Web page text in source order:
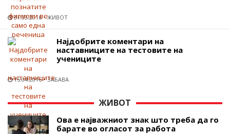
31.03.2016 ЖИВОТ
Најдобрите коментари на
наставниците на тестовите на
учениците
15.04.2016 ЗАБАВА
ЖИВОТ
Ова е најважниот знак што треба да го
барате во огласот за работа